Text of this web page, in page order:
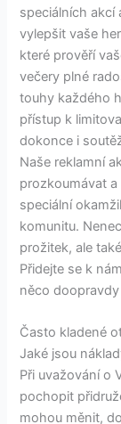
speciálních akcí
vylepšit vaše
které prověří
večery plné
touhy každého
přístup k
dokonce i
Naše reklamní
prozkoumávat
speciální
komunitu.
prožitek, ale
Přidejte se k
něco
Často kladené
Jaké jsou
Při uvažování o
pochopit
mohou měnit,